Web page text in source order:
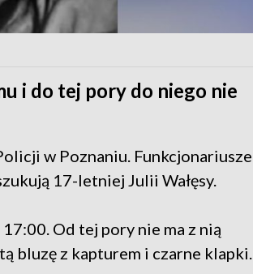
i do tej pory do niego nie
w Poznaniu. Funkcjonariusze
17-letniej Julii Wałęsy.
Od tej pory nie ma z nią
bluzę z kapturem i czarne klapki.